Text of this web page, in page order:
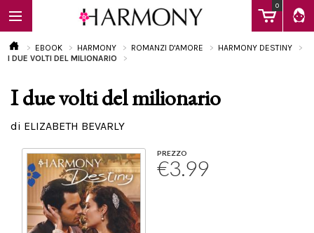
0
EBOOK
Calendario
EBOOK HARMONY ROMANZI D'AMORE
HARMONY DESTINY
I DUE VOLTI DEL MILIONARIO
I due volti del milionario
di ELIZABETH BEVARLY
PREZZO
€3.99